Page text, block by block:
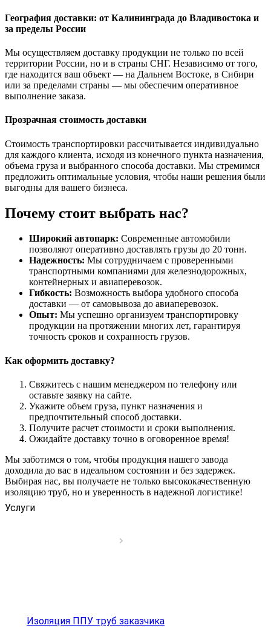
География доставки: от Калининграда до Владивостока и
за пределы России
Мы осуществляем доставку продукции не только по всей
территории России, но и в страны СНГ. Независимо от того,
где находится ваш объект — на Дальнем Востоке, в Сибири
или за пределами страны — мы обеспечим оперативное
выполнение заказа.
Прозрачная стоимость доставки
Стоимость транспортировки рассчитывается индивидуально
для каждого клиента, исходя из конечного пункта назначения,
объема груза и выбранного способа доставки. Мы стремимся
предложить оптимальные условия, чтобы наши решения были
выгодны для вашего бизнеса.
Почему стоит выбрать нас?
Широкий автопарк: Современные автомобили
позволяют оперативно доставлять грузы до 20 тонн.
Надежность: Мы сотрудничаем с проверенными
транспортными компаниями для железнодорожных,
контейнерных и авиаперевозок.
Гибкость: Возможность выбора удобного способа
доставки — от самовывоза до авиаперевозок.
Опыт: Мы успешно организуем транспортировку
продукции на протяжении многих лет, гарантируя
точность сроков и сохранность грузов.
Как оформить доставку?
Свяжитесь с нашим менеджером по телефону или
оставьте заявку на сайте.
Укажите объем груза, пункт назначения и
предпочтительный способ доставки.
Получите расчет стоимости и сроки выполнения.
Ожидайте доставку точно в оговоренное время!
Мы заботимся о том, чтобы продукция нашего завода
доходила до вас в идеальном состоянии и без задержек.
Выбирая нас, вы получаете не только высококачественную
изоляцию труб, но и уверенность в надежной логистике!
Услуги
Изоляция ППУ труб заказчика